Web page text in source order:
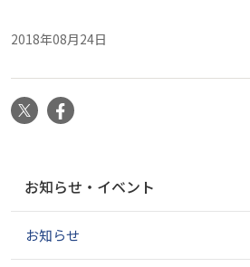
2018年08月24日
X
ゲ
シ
お知らせ・イベント
お知らせ